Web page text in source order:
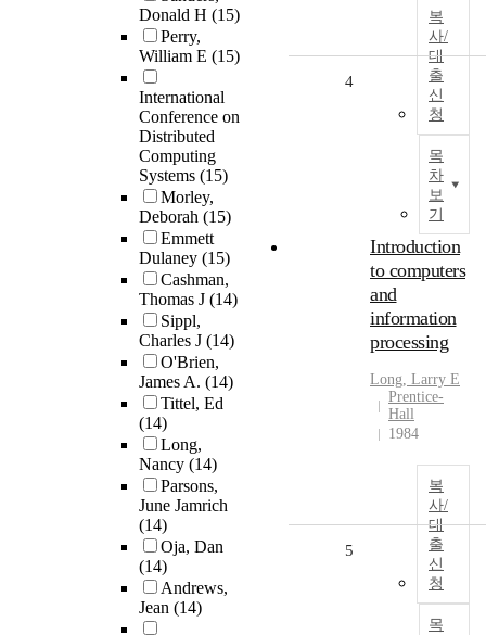
Donald H (15)
Perry,
William E (15)
International
Conference on
Distributed
Computing
Systems (15)
Morley,
Deborah (15)
Emmett
Dulaney (15)
Cashman,
Thomas J (14)
Sippl,
Charles J (14)
O'Brien,
James A. (14)
Tittel, Ed
(14)
Long,
Nancy (14)
Parsons,
June Jamrich
(14)
Oja, Dan
(14)
Andrews,
Jean (14)
복
사/
대
출
신
청
목
차
보
기
4
Introduction
to computers
and
information
processing
Long, Larry E
Prentice-
Hall
1984
복
사/
대
출
신
청
목
5